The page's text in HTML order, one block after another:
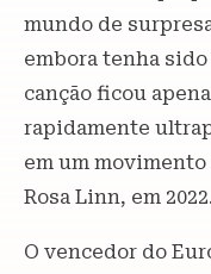
mundo de
embora tenha
canção ficou
rapidamente
em um
Rosa Linn, em 2022.
O vencedor do